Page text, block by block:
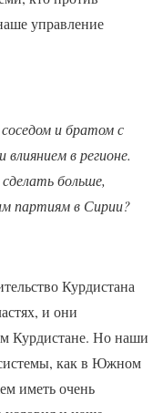
управление
и братом с
в регионе.
больше,
партиям в Сирии?
Курдистана
и они
Курдистане. Но наши
как в Южном
иметь очень